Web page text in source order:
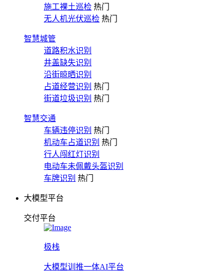
施工裸土巡检 热门
无人机光伏巡检 热门
智慧城管
道路积水识别
井盖缺失识别
沿街晾晒识别
占道经营识别 热门
街道垃圾识别 热门
智慧交通
车辆违停识别 热门
机动车占道识别 热门
行人闯红灯识别
电动车未佩戴头盔识别
车牌识别 热门
大模型平台
交付平台
极栈
大模型训推一体AI平台